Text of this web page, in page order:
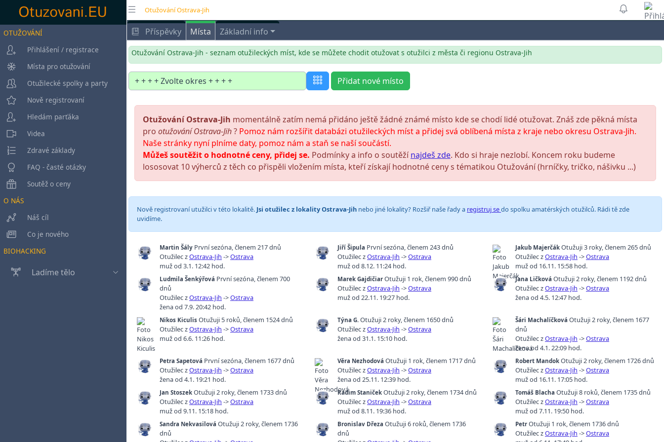
OTUŽOVÁNÍ
Přihlášení / registrace
Místa pro otužování
Otužilecké spolky a party
Nově registrovaní
Hledám parťáka
Videa
Zdravé základy
FAQ - časté otázky
Soutěž o ceny
O NÁS
Náš cíl
Co je nového
BIOHACKING
Ladíme tělo
Otužování Ostrava-Jih
Příspěvky Místa Základní info
Otužování Ostrava-Jih - seznam otužileckých míst, kde se můžete chodit otužovat s otužilci z města či regionu Ostrava-Jih
Přidat nové místo
Otužování Ostrava-Jih momentálně zatím nemá přidáno ještě žádné známé místo kde se chodí lidé otužovat. Znáš zde pěkná místa
pro otužování Ostrava-Jih? Pomoz nám rozšířit databázi otužileckých míst a přidej svá oblíbená místa z kraje nebo okresu Ostrava-Jih.
Naše stránky nyní plníme daty, pomoz nám a staň se naší součástí.
Můžeš soutěžit o hodnotné ceny, přidej se. Podmínky a info o soutěží najdeš zde. Kdo si hraje nezlobí. Koncem roku budeme
lososovat 10 výherců z těch co přispěli vložením místa, kteří získají hodnotné ceny s tématikou Otužování (hrníčky, tričko, nášivku ...)
Nově registrovaní utužilci v této lokalitě. Jsi otužilec z lokality Ostrava-Jih nebo jiné lokality? Rozšiř naše řady a registruj sedo spolku amatérských otužilců. Rádi tě zde
uvidíme.
Martin Šály První sezóna,členem 217 dnů
Otužilec zOstrava-Jih ->Ostrava
muž od 3.1. 12:42 hod.
Jiří Šipula První sezóna,členem 243 dnů
Otužilec zOstrava-Jih ->Ostrava
muž od 8.12. 11:24 hod.
Jakub Majerčák Otužuji 3 roky,členem 265 dnů
Otužilec zOstrava-Jih ->Ostrava
muž od 16.11. 15:58 hod.
Ludmila Šenkýřová První sezóna,členem 700
dnů
Otužilec zOstrava-Jih ->Ostrava
žena od 7.9. 20:42 hod.
Marek Gajdičiar Otužuji 1 rok,členem 990 dnů
Otužilec zOstrava-Jih ->Ostrava
muž od 22.11. 19:27 hod.
Jana Ličková Otužuji 2 roky,členem 1192 dnů
Otužilec zOstrava-Jih ->Ostrava
žena od 4.5. 12:47 hod.
Nikos Kiculis Otužuji 5 roků,členem 1524 dnů
Otužilec zOstrava-Jih ->Ostrava
muž od 6.6. 11:26 hod.
Týna G. Otužuji 2 roky,členem 1650 dnů
Otužilec zOstrava-Jih ->Ostrava
žena od 31.1. 15:10 hod.
Šári Machalíčková Otužuji 2 roky,členem 1677
dnů
Otužilec zOstrava-Jih ->Ostrava
žena od 4.1. 22:09 hod.
Petra Sapetová První sezóna,členem 1677 dnů
Otužilec zOstrava-Jih ->Ostrava
žena od 4.1. 19:21 hod.
Věra Nezhodová Otužuji 1 rok,členem 1717 dnů
Otužilec zOstrava-Jih ->Ostrava
žena od 25.11. 12:39 hod.
Robert Mandok Otužuji 2 roky,členem 1726 dnů
Otužilec zOstrava-Jih ->Ostrava
muž od 16.11. 17:05 hod.
Jan Stoszek Otužuji 2 roky,členem 1733 dnů
Otužilec zOstrava-Jih ->Ostrava
muž od 9.11. 15:18 hod.
Radim Staniček Otužuji 2 roky,členem 1734 dnů
Otužilec zOstrava-Jih ->Ostrava
muž od 8.11. 19:36 hod.
Tomáš Blacha Otužuji 8 roků,členem 1735 dnů
Otužilec zOstrava-Jih ->Ostrava
muž od 7.11. 19:50 hod.
Sandra Nekvasilová Otužuji 2 roky,členem 1736
dnů
Bronislav Dřeza Otužuji 6 roků,členem 1736
dnů
Petr Otužuji 1 rok,členem 1736 dnů
Otužilec zOstrava-Jih ->Ostrava